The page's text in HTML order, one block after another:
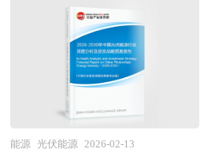
写专业定制版，并根据详细要
兼并重组提供全程指引服务。
方顾问提供的服务内容： 并购
评估咨询、业务诊断及分析；
者，就交易结构和交易方案设
助准备信息备忘录和投资意向
抽水蓄能行业的发展现状、如
战、行业的发展建议、行业竞
资分析和趋势预测等等。报告
业的整体发展动态，对行业在
建议和具体解决办法。报告对
行业发展规律、提高企业的运
建设等一系列的重要使命。园
样，主要包括高新区、开发区
产业基地、特色产业园等以及
产业新城、科技新城等。 产业
的要载体和组成部分，现在园
来越多人关注。国内外产业园
明，产业园区能够有效地创造
2025年2月发布的《关于深化新
化改革促进新能源高质量发展
明确新建新能源项目原则上全
交易，改变项目收益预期。这
现“抢装潮”，5月单月新增装机
策正式实施后，6月起新增并网
能源 光伏能源 2026-02-13